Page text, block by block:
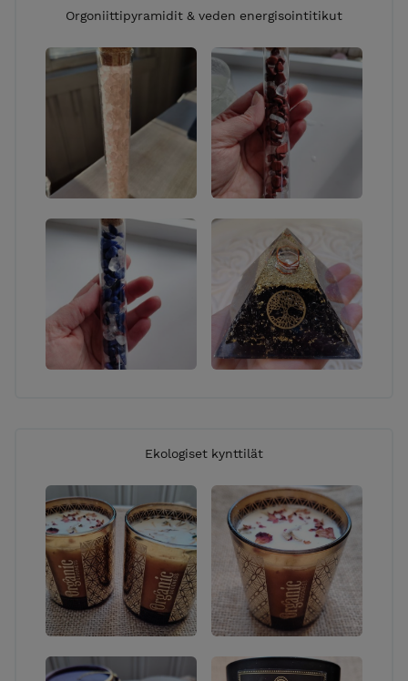
Orgoniittipyramidit & veden energisointitikut
Ekologiset kynttilät